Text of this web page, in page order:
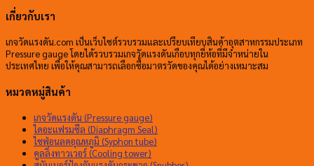
เกี่ยวกับเรา
เกจวัดแรงดัน.com เป็นเว็บไซต์รวบรวมและเปรียบเทียบสินค้าอุตสาหกรรมประเภท
Pressure gauge โดยได้รวบรวมเกจวัดแรงดันเกือบทุกยี่ห้อที่มีจำหน่ายใน
ประเทศไทย เพื่อให้คุณสามารถเลือกซื้อมาตรวัดของคุณได้อย่างเหมาะสม
หมวดหมู่สินค้า
เกจวัดแรงดัน (Pressure gauge)
ไดอะแฟรมซีล (Diaphragm Seal)
ไซฟ่อนลดอุณหภูมิ (Syphon tube)
คูลลิ่งทาวเวอร์ (Cooling tower)